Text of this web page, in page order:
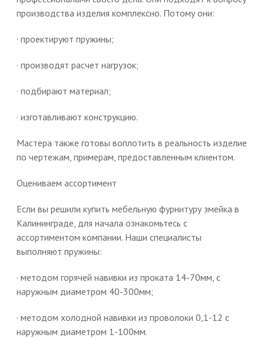
производства изделия комплексно. Потому они:
· проектируют пружины;
· производят расчет нагрузок;
· подбирают материал;
· изготавливают конструкцию.
Мастера также готовы воплотить в реальность изделие
по чертежам, примерам, предоставленным клиентом.
Оцениваем ассортимент
Если вы решили купить мебельную фурнитуру змейка в
Калининграде, для начала ознакомьтесь с
ассортиментом компании. Наши специалисты
выполняют пружины:
· методом горячей навивки из проката 14-70мм, с
наружным диаметром 40-300мм;
· методом холодной навивки из проволоки 0,1-12 с
наружным диаметром 1-100мм.